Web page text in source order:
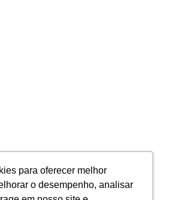
para oferecer melhor
o desempenho, analisar